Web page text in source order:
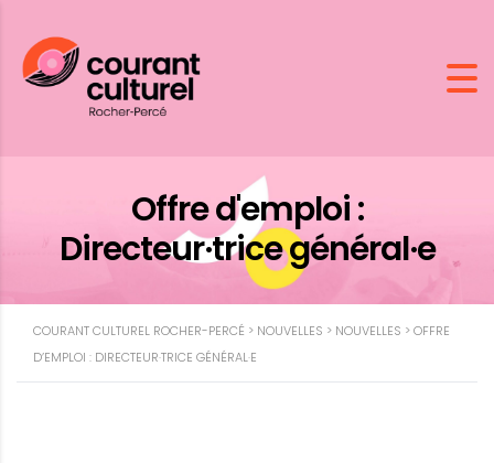
Offre d'emploi :
Directeur·trice général·e
COURANT CULTUREL ROCHER-PERCÉ > NOUVELLES > NOUVELLES >OFFRE
D’EMPLOI : DIRECTEUR·TRICE GÉNÉRAL·E